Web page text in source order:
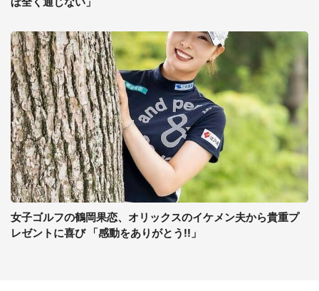
女子ゴルフの鶴岡果恋、オリックスのイケメン夫から貴重プ
レゼントに喜び 「感動をありがとう!!」